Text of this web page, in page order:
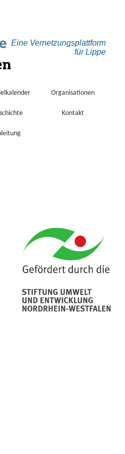
Eine Vernetzungs­plattform
für Lippe
Organisationen
Kontakt